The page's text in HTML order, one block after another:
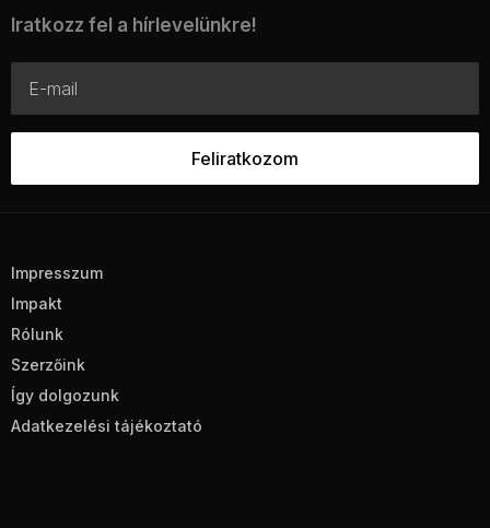
Iratkozz fel a hírlevelünkre!
Impresszum
Impakt
Rólunk
Szerzőink
Így dolgozunk
Adatkezelési tájékoztató